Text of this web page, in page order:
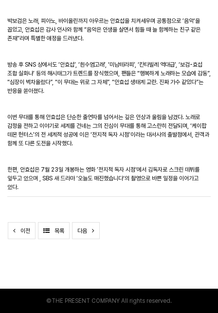
박보검은 노래, 피아노, 바이올린까지 아우르는 안효섭을 치켜세우며 공통점으로 ’음악‘을
꼽았고, 안효섭은 감사 인사와 함께 “음악은 인생을 살면서 힘들 때 늘 함께하는 친구 같은
존재”라며 특별한 애정을 드러냈다.
방송 후 SNS 상에서도 ‘안효섭’, ‘흰수염고래’, ‘미남테라피’, ‘칸타빌레 역대급’, ‘보검-효섭
조합 실화냐’ 등의 해시태그가 트렌드를 장식했으며, 팬들은 “행복하게 노래하는 모습에 감동”,
“심장이 벅차올랐다”, “이 무대는 위로 그 자체”, “안효섭 생태계 교란. 진짜 가수 같았다”는
반응을 쏟아졌다.
이번 무대를 통해 안효섭은 단순한 출연자를 넘어서는 깊은 인상과 울림을 남겼다. 노래로
감정을 전하고 이야기로 세계를 건네는 그의 진심이 무대를 통해 고스란히 전달되며, ‘케이팝
데몬 헌터스’의 전 세계적 성공에 이은 ‘전지적 독자 시점’이라는 대서사의 출발점에서, 관객과
함께 또 다른 도전을 시작했다.
한편 안효섭은 7월 23일 개봉하는 영화’전지적 독자 시점‘에서 김독자로 스크린 데뷔를
앞두고 있으며 , SBS 새 드라마‘오늘도 매진했습니다‘의 촬영으로 바쁜 일정을 이어가고
있다.
이전 목록 다음
©THE PRESENT COMPANY All rights reserved.